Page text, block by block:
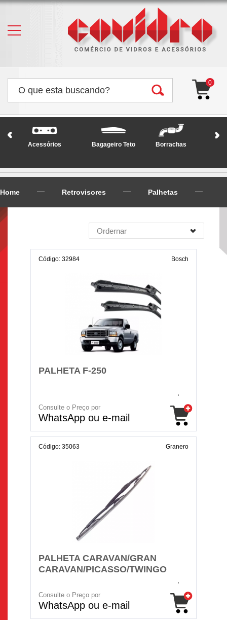
0
Acessórios Bagageiro Teto Borrachas
Home Retrovisores Palhetas
Ordernar
Código: 32984 Bosch
PALHETA F-250
Consulte o Preço por
WhatsApp ou e-mail
Código: 35063 Granero
PALHETA CARAVAN/GRAN
CARAVAN/PICASSO/TWINGO
Consulte o Preço por
WhatsApp ou e-mail